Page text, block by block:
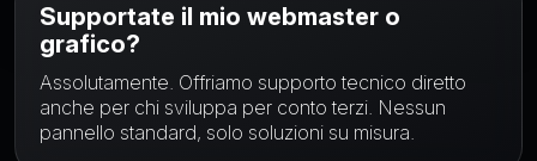
Supportate il mio webmaster o
grafico?
Assolutamente. Offriamo supporto tecnico diretto
anche per chi sviluppa per conto terzi. Nessun
pannello standard, solo soluzioni su misura.